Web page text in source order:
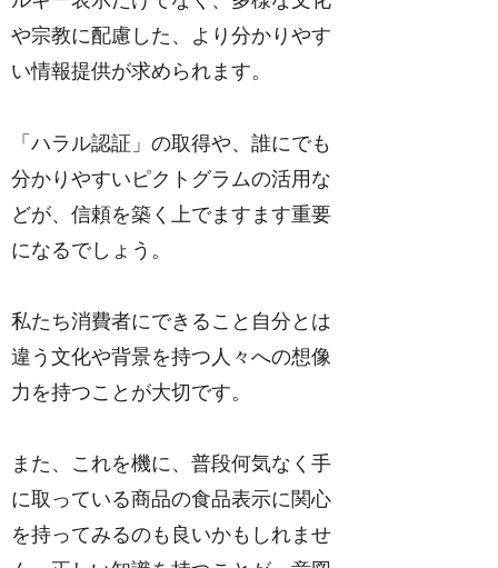
や宗教に配慮した、より分かりやす
い情報提供が求められます。
「ハラル認証」の取得や、誰にでも
分かりやすいピクトグラムの活用な
どが、信頼を築く上でますます重要
になるでしょう。
私たち消費者にできること自分とは
違う文化や背景を持つ人々への想像
力を持つことが大切です。
また、これを機に、普段何気なく手
に取っている商品の食品表示に関心
を持ってみるのも良いかもしれませ